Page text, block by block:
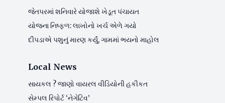
જેતપરમાં શનિવારે યોજાશે ખેડૂત પંચાયત
યોજના નિષ્ફળ: લાખોનો ખર્ચ એળે ગયો
દીપડાએ પશુનું મારણ કર્યું, ગામમાં ભયનો માહોલ
Local News
સાયકલ ? જાણો વાયરલ વીડિયોની હકીકત
સેમ્પલ રિપોર્ટ ‘નેગેટિવ’